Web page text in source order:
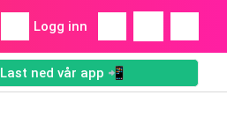
Logg inn
Last ned vår app 📲